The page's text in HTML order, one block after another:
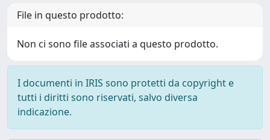
File in questo prodotto:
Non ci sono file associati a questo prodotto.
I documenti in IRIS sono protetti da copyright e
tutti i diritti sono riservati, salvo diversa
indicazione.